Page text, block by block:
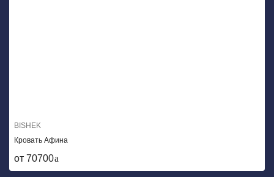
BISHEK
Кровать Афина
от 70700